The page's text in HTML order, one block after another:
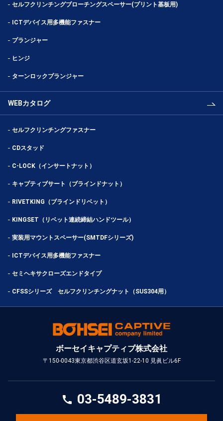
セルフクリンチングブローチングスペーサー(プリント基板用)
ICTデバイス用多機能ファスナー
プランジャー
ヒンジ
ターンロックプランジャー
WEBカタログ
セルフクリンチングファスナー
CDスタッド
C-LOCK（インサートナット）
キャプティブサート（ブラインドナット）
RIVETKING（ブラインドリベット）
KINGSET（リベット連続締結ハンドツール）
実装用マウントスペーサー(SMTDFシリーズ)
ICTデバイス用多機能ファスナー
セミヘキサクローズエンドタイプ
CFSSシリーズ セルフクリンチングナット（SUS304用）
ボーセイキャプティブ株式会社
〒150-0043東京都渋谷区道玄坂1-22-10 見眞ビル6F
call 03-5489-3831